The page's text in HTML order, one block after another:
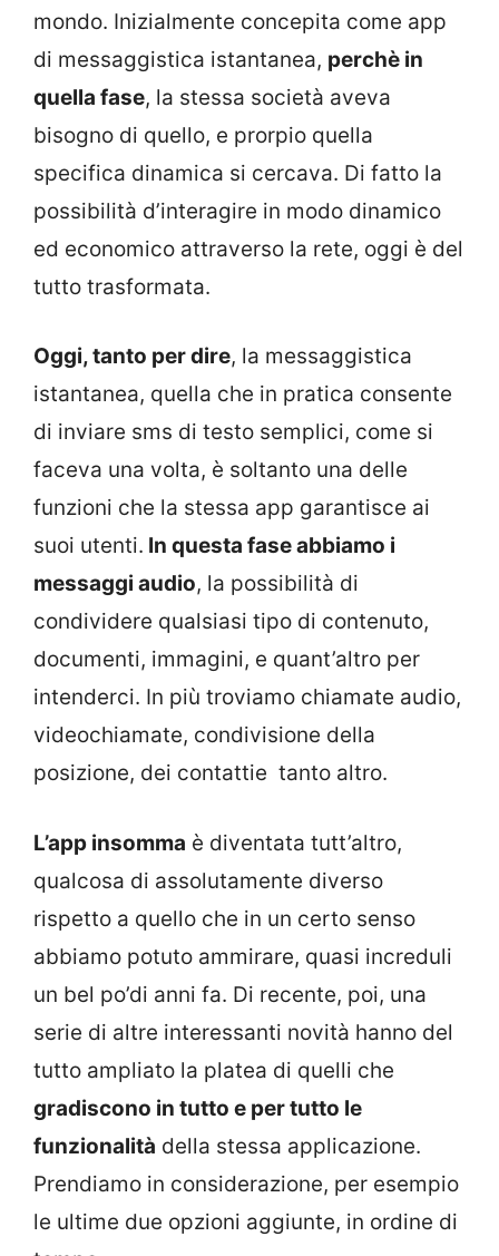
mondo. Inizialmente concepita come app
di messaggistica istantanea, perchè in
quella fase, la stessa società aveva
bisogno di quello, e prorpio quella
specifica dinamica si cercava. Di fatto la
possibilità d’interagire in modo dinamico
ed economico attraverso la rete, oggi è del
tutto trasformata.
Oggi, tanto per dire, la messaggistica
istantanea, quella che in pratica consente
di inviare sms di testo semplici, come si
faceva una volta, è soltanto una delle
funzioni che la stessa app garantisce ai
suoi utenti. In questa fase abbiamo i
messaggi audio, la possibilità di
condividere qualsiasi tipo di contenuto,
documenti, immagini, e quant’altro per
intenderci. In più troviamo chiamate audio,
videochiamate, condivisione della
posizione, dei contattie tanto altro.
L’app insomma è diventata tutt’altro,
qualcosa di assolutamente diverso
rispetto a quello che in un certo senso
abbiamo potuto ammirare, quasi increduli
un bel po’di anni fa. Di recente, poi, una
serie di altre interessanti novità hanno del
tutto ampliato la platea di quelli che
gradiscono in tutto e per tutto le
funzionalità della stessa applicazione.
Prendiamo in considerazione, per esempio
le ultime due opzioni aggiunte, in ordine di